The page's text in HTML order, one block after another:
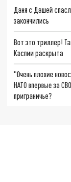
Даня с Дашей
закончились
Вот это триллер!
Каспии раскрыта
"Очень плохие
НАТО впервые за
приграничье?